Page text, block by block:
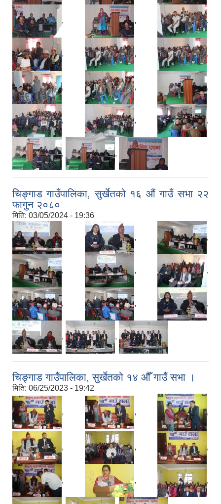
, , ,
, , ,
, , ,
, , ,
, ,
चिङ्गाड गाउँपालिका, सुर्खेतको १६ औं गाउँ सभा २२
फागुन २०८०
मिति: 03/05/2024 - 19:36
, , ,
, , ,
, , ,
, ,
चिङ्गाड गाउँपालिका, सुर्खेतको १४ औँ गाउँ सभा ।
मिति: 06/25/2023 - 19:42
, , ,
, , ,
, , ,